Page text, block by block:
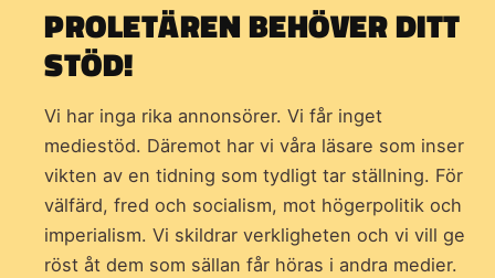
PROLETÄREN BEHÖVER DITT
STÖD!
Vi har inga rika annonsörer. Vi får inget
mediestöd. Däremot har vi våra läsare som inser
vikten av en tidning som tydligt tar ställning. För
välfärd, fred och socialism, mot högerpolitik och
imperialism. Vi skildrar verkligheten och vi vill ge
röst åt dem som sällan får höras i andra medier.